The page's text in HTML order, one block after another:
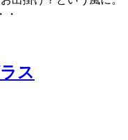
・
ス